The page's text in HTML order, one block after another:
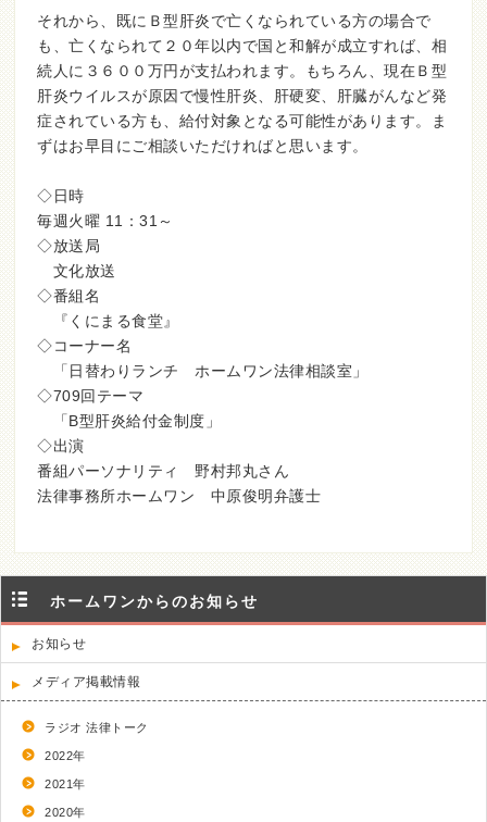
それから、既にＢ型肝炎で亡くなられている方の場合で
も、亡くなられて２０年以内で国と和解が成立すれば、相
続人に３６００万円が支払われます。もちろん、現在Ｂ型
肝炎ウイルスが原因で慢性肝炎、肝硬変、肝臓がんなど発
症されている方も、給付対象となる可能性があります。ま
ずはお早目にご相談いただければと思います。
◇日時
毎週火曜 11：31～
◇放送局
文化放送
◇番組名
『くにまる食堂』
◇コーナー名
「日替わりランチ ホームワン法律相談室」
◇709回テーマ
「B型肝炎給付金制度」
◇出演
番組パーソナリティ 野村邦丸さん
法律事務所ホームワン 中原俊明弁護士
ホームワンからのお知らせ
お知らせ
メディア掲載情報
ラジオ 法律トーク
2022年
2021年
2020年